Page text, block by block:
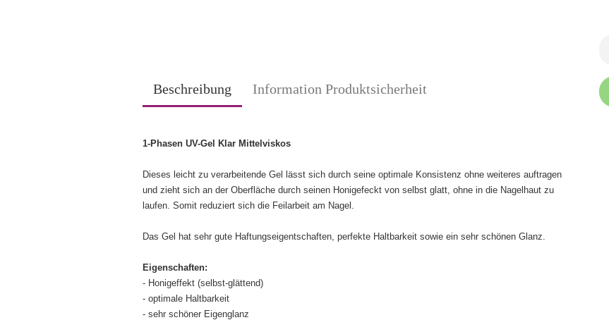
Beschreibung Information Produktsicherheit
1-Phasen UV-Gel Klar Mittelviskos
Dieses leicht zu verarbeitende Gel lässt sich durch seine optimale Konsistenz ohne weiteres auftragen
und zieht sich an der Oberfläche durch seinen Honigefeckt von selbst glatt, ohne in die Nagelhaut zu
laufen. Somit reduziert sich die Feilarbeit am Nagel.
Das Gel hat sehr gute Haftungseigentschaften, perfekte Haltbarkeit sowie ein sehr schönen Glanz.
Eigenschaften:
- Honigeffekt (selbst-glättend)
- optimale Haltbarkeit
- sehr schöner Eigenglanz